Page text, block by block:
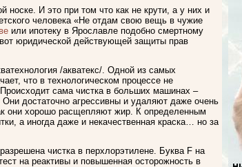
И это при том что как не крути, а у них и
человека «Не отдам свою вещь в чужие
или ипотеку в Ярославле подобно смертному
юридической действующей защиты прав
/акватекс/. Одной из самых
что в технологическом процессе не
сама чистка в больших машинах –
достаточно агрессивны и удаляют даже очень
они хорошо расщепляют жир. К определенным
а иногда даже и некачественная краска… но за
чистка в перхлорэтилене. Буква F на
на реактивы и повышенная осторожность в